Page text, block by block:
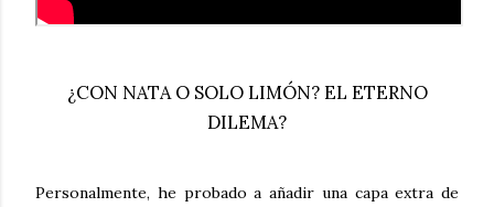
¿CON NATA O SOLO LIMÓN? EL ETERNO
DILEMA?
Personalmente, he probado a añadir una capa extra de